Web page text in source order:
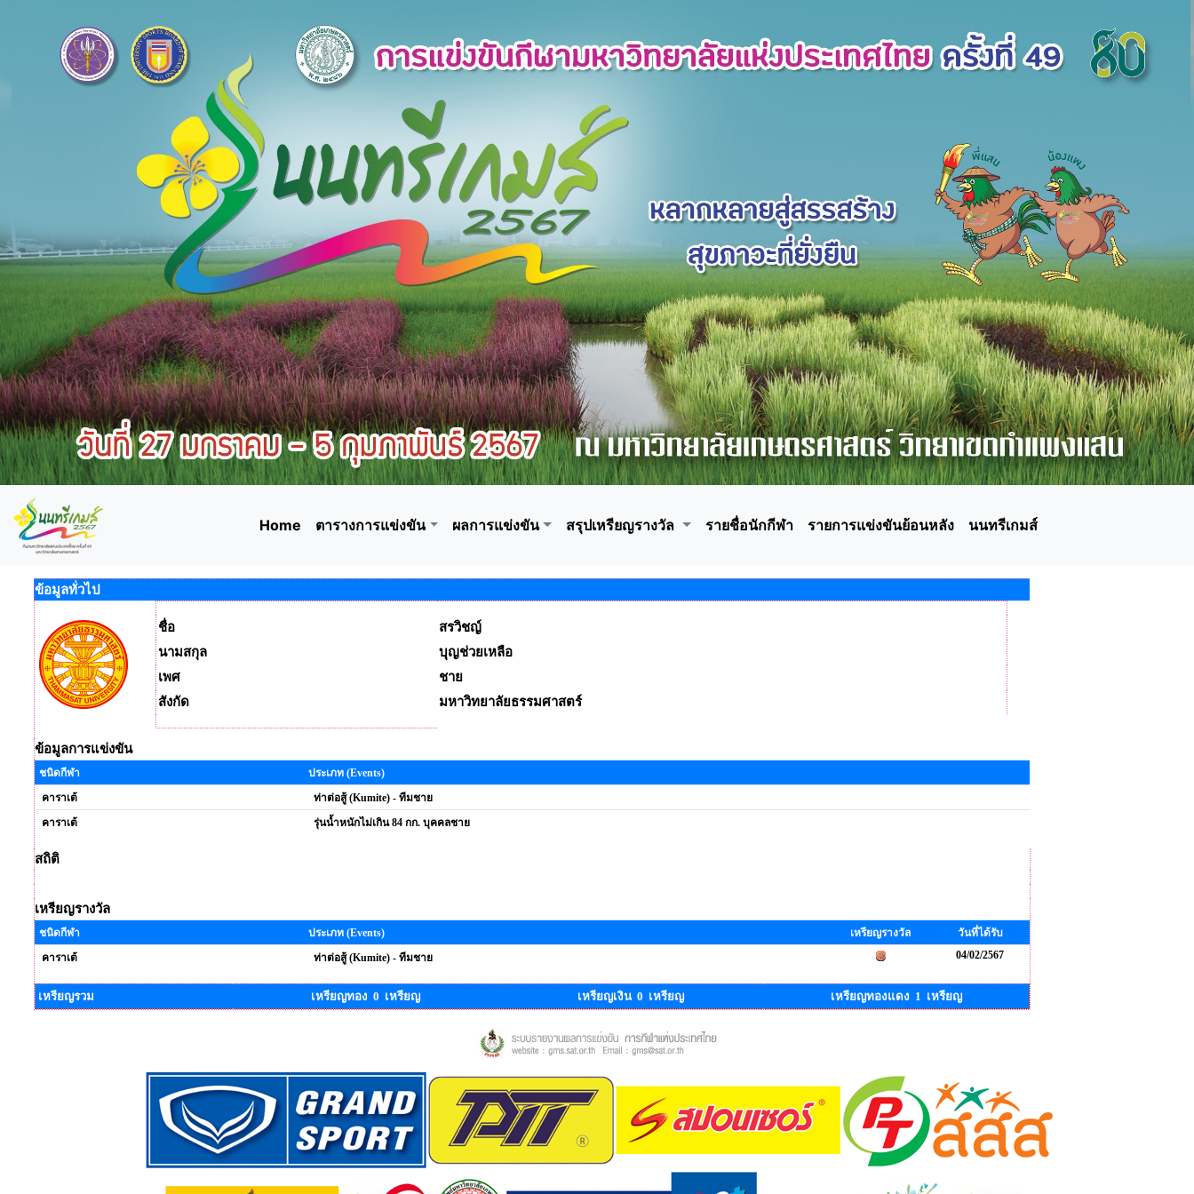
Home ตารางการแข่งขัน ผลการแข่งขัน สรุปเหรียญรางวัล รายชื่อนักกีฬา รายการแข่งขันย้อนหลัง นนทรีเกมส์
ข้อมูลทั่วไป
ชื่อ
สรวิชญ์
นามสกุล
บุญช่วยเหลือ
เพศ
ชาย
สังกัด
มหาวิทยาลัยธรรมศาสตร์
ข้อมูลการแข่งขัน
ชนิดกีฬา
ประเภท (Events)
คาราเต้
ท่าต่อสู้ (Kumite) - ทีมชาย
คาราเต้
รุ่นน้ำหนักไม่เกิน 84 กก. บุคคลชาย
สถิติ
เหรียญรางวัล
ชนิดกีฬา ประเภท (Events) เหรียญรางวัล
วันที่ได้รับ
คาราเต้
ท่าต่อสู้ (Kumite) - ทีมชาย 04/02/2567
เหรียญรวม เหรียญทอง 0 เหรียญ เหรียญเงิน 0 เหรียญ เหรียญทองแดง 1 เหรียญ